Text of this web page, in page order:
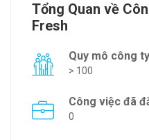
Tổng Quan về
Fresh
Quy mô công ty
> 100
Công việc đã
0